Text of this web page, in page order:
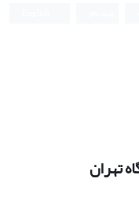
تهران